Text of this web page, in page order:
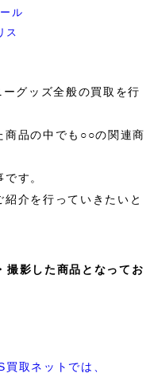
ル
ス
グッズ全般の買取を行
商品の中でも○○の関連商
す。
介を行っていきたいと
影した商品となってお
取ネットでは、